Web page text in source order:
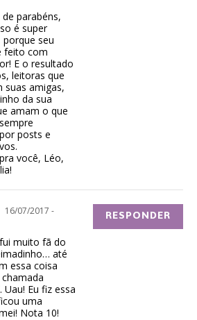
parabéns,
é super
seu
feito com
E o resultado
leitoras que
suas amigas,
da sua
amam o que
posts e
você, Léo,
16/07/2017 -
muito fã do
até
essa coisa
Uau! Eu fiz essa
uma
Nota 10!
RESPONDER